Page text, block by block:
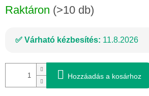
Raktáron (>10 db)
Várható kézbesítés: 11.8.2026
Hozzáadás a kosárhoz